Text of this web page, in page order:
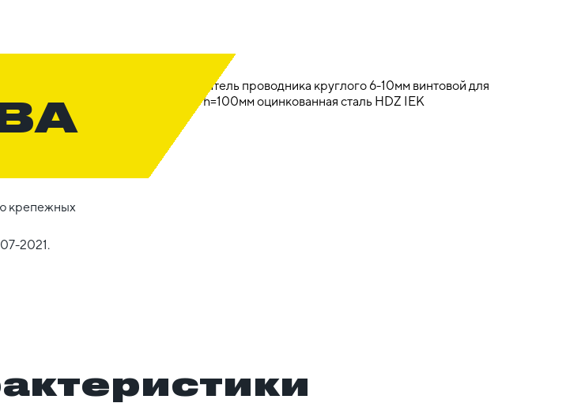
крепежных
2021.